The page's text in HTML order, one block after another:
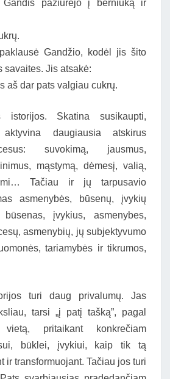
pažiūrėjo į berniuką ir
Gandžio, kodėl jis šito
savaites. Jis atsakė:
aš dar pats valgiau cukrų.
istorijos. Skatina susikaupti,
daugiausia atskirus
suvokimą, jausmus,
mąstymą, dėmesį, valią,
Tačiau ir jų tarpusavio
asmenybės, būsenų, įvykių
įvykius, asmenybes,
asmenybių, jų subjektyvumo
tariamybės ir tikrumos,
turi daug privalumų. Jas
tarsi „į patį tašką”, pagal
pritaikant konkrečiam
būklei, įvykiui, kaip tik tą
ir transformuojant. Tačiau jos turi